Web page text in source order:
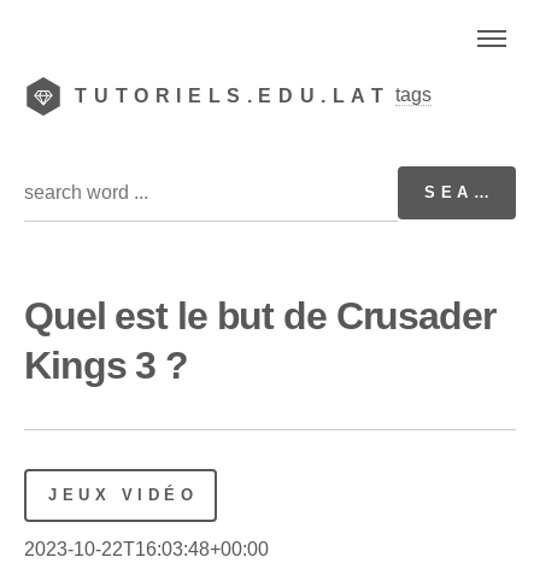
TUTORIELS.EDU.LAT tags
Quel est le but de Crusader
Kings 3 ?
JEUX VIDÉO
2023-10-22T16:03:48+00:00